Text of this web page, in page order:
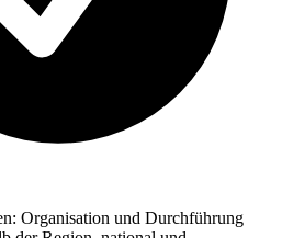
Organisation und Durchführung